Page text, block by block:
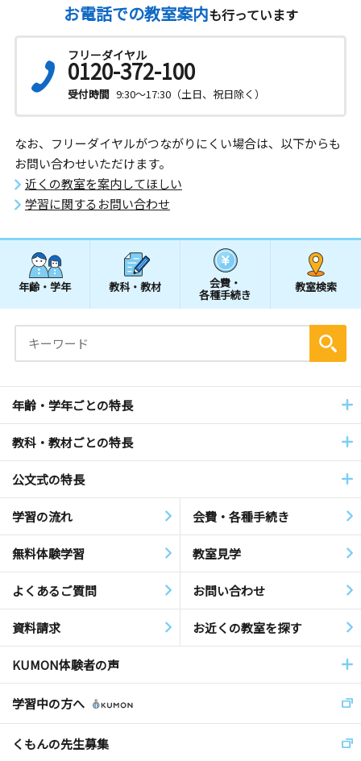
お電話での教室案内も行っています
フリーダイヤル
0120-372-100
受付時間 9:30～17:30（土日、祝日除く）
なお、フリーダイヤルがつながりにくい場合は、以下からも
お問い合わせいただけます。
近くの教室を案内してほしい
学習に関するお問い合わせ
年齢・学年 教科・教材 会費・
各種手続き
教室検索
年齢・学年ごとの特長
教科・教材ごとの特長
公文式の特長
学習の流れ 会費・各種手続き
無料体験学習 教室見学
よくあるご質問 お問い合わせ
資料請求 お近くの教室を探す
KUMON体験者の声
学習中の方へ
くもんの先生募集